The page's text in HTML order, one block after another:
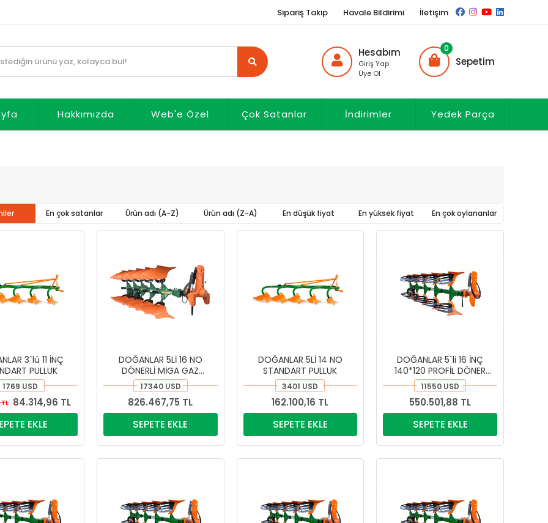
Sipariş Takip Havale Bildirimi İletişim
Hesabım
Giriş Yap
Üye Ol
Sepetim
0
Hakkımızda Web'e Özel Çok Satanlar İndirimler Yedek Parça
En çok satanlar Ürün adı (A-Z) Ürün adı (Z-A) En düşük fiyat En yüksek fiyat En çok oylananlar
3`lü 11 İNÇ
PULLUK
1769 USD
84.314,96 TL
EKLE
DOĞANLAR 5Lİ 16 NO
DÖNERLİ MİGA GAZ
EMNİYETLİ OTOMATİK
PULLUK
17340 USD
826.467,75 TL
SEPETE EKLE
DOĞANLAR 5Lİ 14 NO
STANDART PULLUK
3401 USD
162.100,16 TL
SEPETE EKLE
DOĞANLAR 5`li 16 İNÇ
140*120 PROFİL DÖNER
KULAKLI PİMKESEN PULLUK
11550 USD
550.501,88 TL
SEPETE EKLE